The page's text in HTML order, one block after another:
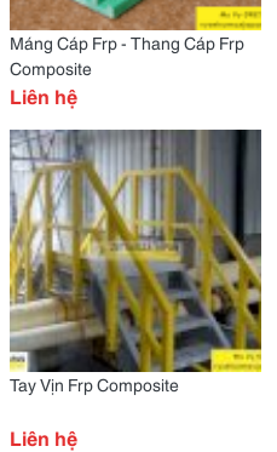
Máng Cáp Frp - Thang Cáp Frp
Composite
Liên hệ
Tay Vịn Frp Composite
Liên hệ